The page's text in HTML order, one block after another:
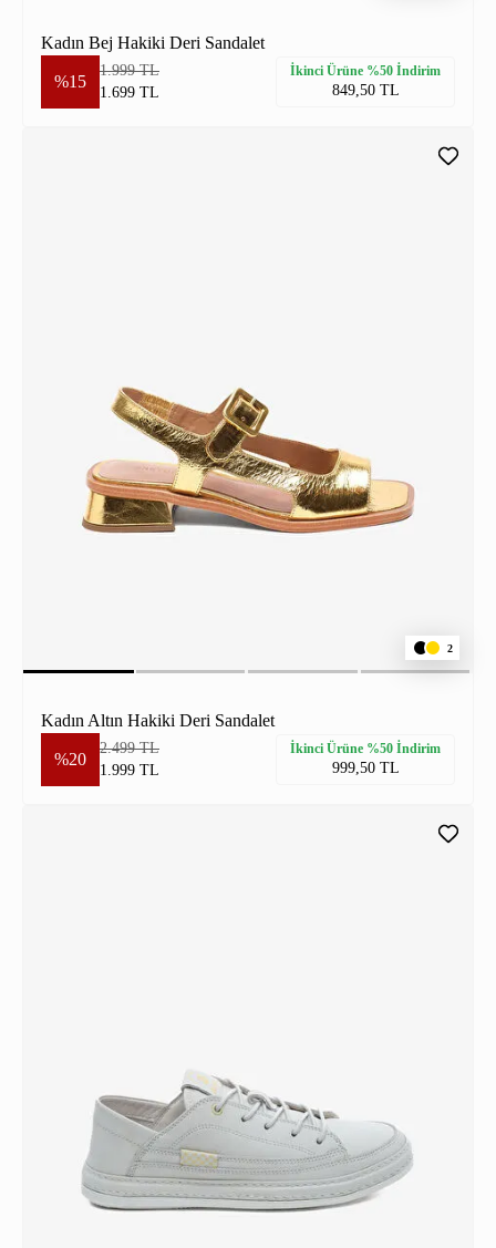
Kadın Bej Hakiki Deri Sandalet
%15
1.999 TL
1.699 TL
İkinci Ürüne %50 İndirim
849,50 TL
2
Kadın Altın Hakiki Deri Sandalet
%20
2.499 TL
1.999 TL
İkinci Ürüne %50 İndirim
999,50 TL